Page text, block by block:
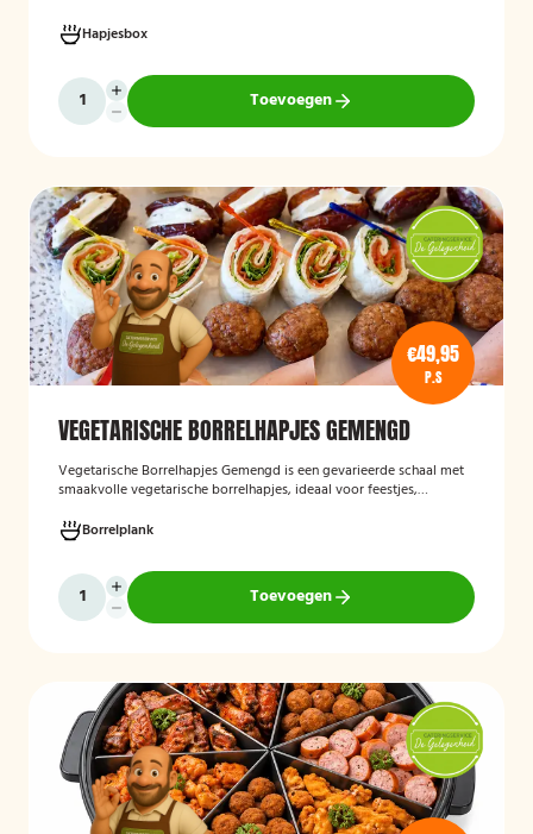
klaar worden geleverd, zodat u uw gasten eenvoudig kunt trakteren
op een smaakvolle en feestelijke borrelervaring.
Hapjesbox
Toevoegen
€49,95
P.S
VEGETARISCHE BORRELHAPJES GEMENGD
Vegetarische Borrelhapjes Gemengd is een gevarieerde schaal met
smaakvolle vegetarische borrelhapjes, ideaal voor feestjes,
feestelijke mix van vegetarische lekkernijen die geschikt zijn voor
zowel vegetariërs als andere gasten.
Borrelplank
Toevoegen